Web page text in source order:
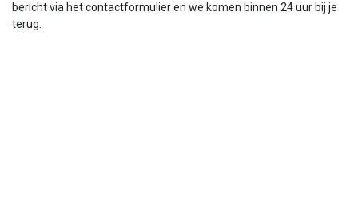
bericht via het contactformulier en we komen binnen 24 uur bij je
terug.